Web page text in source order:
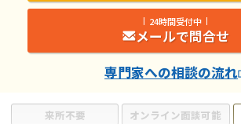
来所不要 オンライン面談可能
24時間受付中
メールで問合せ
専門家への相談の流れ